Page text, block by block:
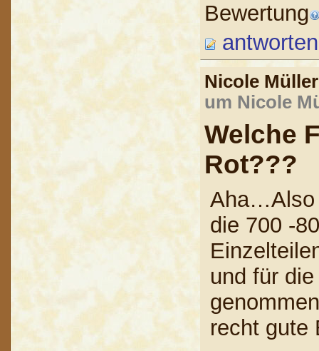
Bewertung
antworten
Nicole
um Nicole
Welche
Rot???
Aha…Also
die 700 -
und für
recht